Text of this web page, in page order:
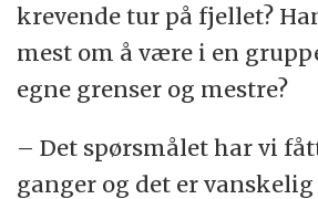
krevende tur på fjellet?
mest om å være i en
egne grenser og mestre?
– Det spørsmålet har vi
ganger og det er vanskelig